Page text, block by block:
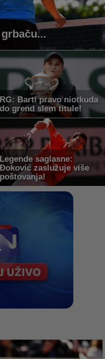
RG: Barti pravo niotkuda
do grend slem titule!
Legende saglasne:
Đoković zaslužuje više
poštovanja!